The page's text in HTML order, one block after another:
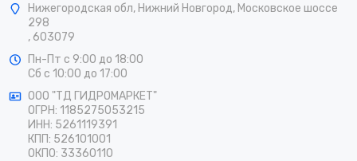
Нижегородская обл, Нижний Новгород, Московское шоссе
298
, 603079
Пн-Пт с 9:00 до 18:00
Сб с 10:00 до 17:00
ООО "ТД ГИДРОМАРКЕТ"
ОГРН: 1185275053215
ИНН: 5261119391
КПП: 526101001
ОКПО: 33360110